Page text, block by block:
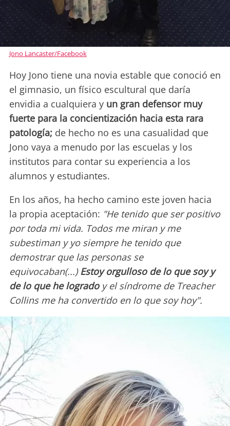
Jono Lancaster/Facebook
Hoy Jono tiene una novia estable que conoció en
el gimnasio, un físico escultural que daría
envidia a cualquiera y un gran defensor muy
fuerte para la concientización hacia esta rara
patología; de hecho no es una casualidad que
Jono vaya a menudo por las escuelas y los
institutos para contar su experiencia a los
alumnos y estudiantes.
En los años, ha hecho camino este joven hacia
la propia aceptación: "He tenido que ser positivo
por toda mi vida. Todos me miran y me
subestiman y yo siempre he tenido que
demostrar que las personas se
equivocaban(...)Estoy orgulloso de lo que soy y
de lo que he logrado y el síndrome de Treacher
Collins me ha convertido en lo que soy hoy".